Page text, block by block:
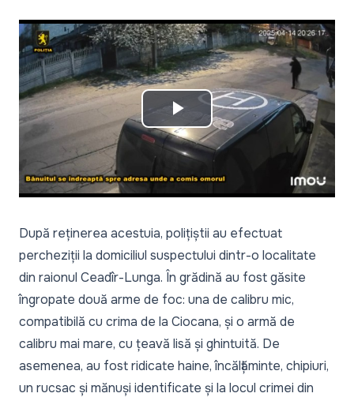
Play
Video
După reținerea acestuia, polițiștii au efectuat
percheziții la domiciliul suspectului dintr-o localitate
din raionul Ceadîr-Lunga. În grădină au fost găsite
îngropate două arme de foc: una de calibru mic,
compatibilă cu crima de la Ciocana, și o armă de
calibru mai mare, cu țeavă lisă și ghintuită. De
asemenea, au fost ridicate haine, încălțăminte, chipiuri,
un rucsac și mănuși identificate și la locul crimei din